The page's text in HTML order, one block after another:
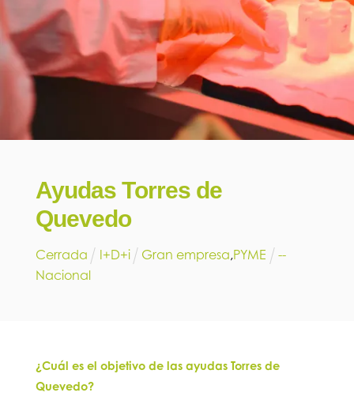
Ayudas Torres de
Quevedo
Cerrada I+D+i Gran empresa,PYME
--
Nacional
¿Cuál es el objetivo de las ayudas Torres de
Quevedo?